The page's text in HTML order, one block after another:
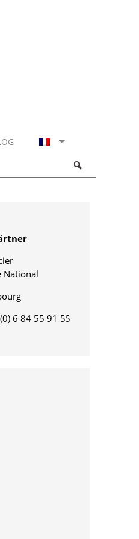
National
6 84 55 91 55